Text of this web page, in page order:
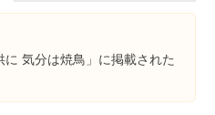
気分は焼鳥」に掲載された